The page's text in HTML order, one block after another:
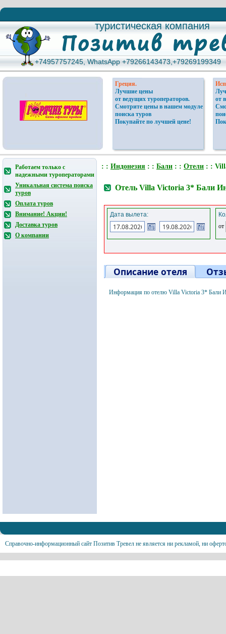
туристическая компания
туристическая компания
+74957757245, WhatsApp +79266143473,+79269199349
+74957757245, WhatsApp +79266143473,+79269199349
Греция.
Лучшие цены
от ведущих туроператоров.
Смотрите цены в нашем модуле
поиска туров
Покупайте по лучшей цене!
от
Работаем только с
надежными туроператорами
Уникальная система поиска
туров
Оплата туров
Внимание! Акции!
Доставка туров
О компании
: : Индонезия : : Бали : : Отели : :
Отель Villa Victoria 3* Бали
Дата вылета:
от
Описание отеля
Информация по отелю Villa Victoria 3* Бали
Справочно-информационный сайт Позитив Тревел не является ни рекламой, ни